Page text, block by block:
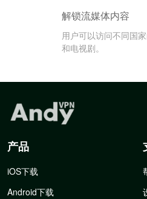
解锁流媒体内容
用户可以访问不同国
和电视剧。
产品
iOS下载
Android下载